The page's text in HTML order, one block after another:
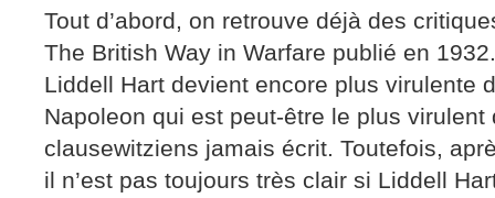
Tout d’abord, on retrouve déjà des
The British Way in Warfare publié en
Liddell Hart devient encore plus virulente
Napoleon qui est peut-être le plus
clausewitziens jamais écrit. Toutefois,
il n’est pas toujours très clair si Liddell